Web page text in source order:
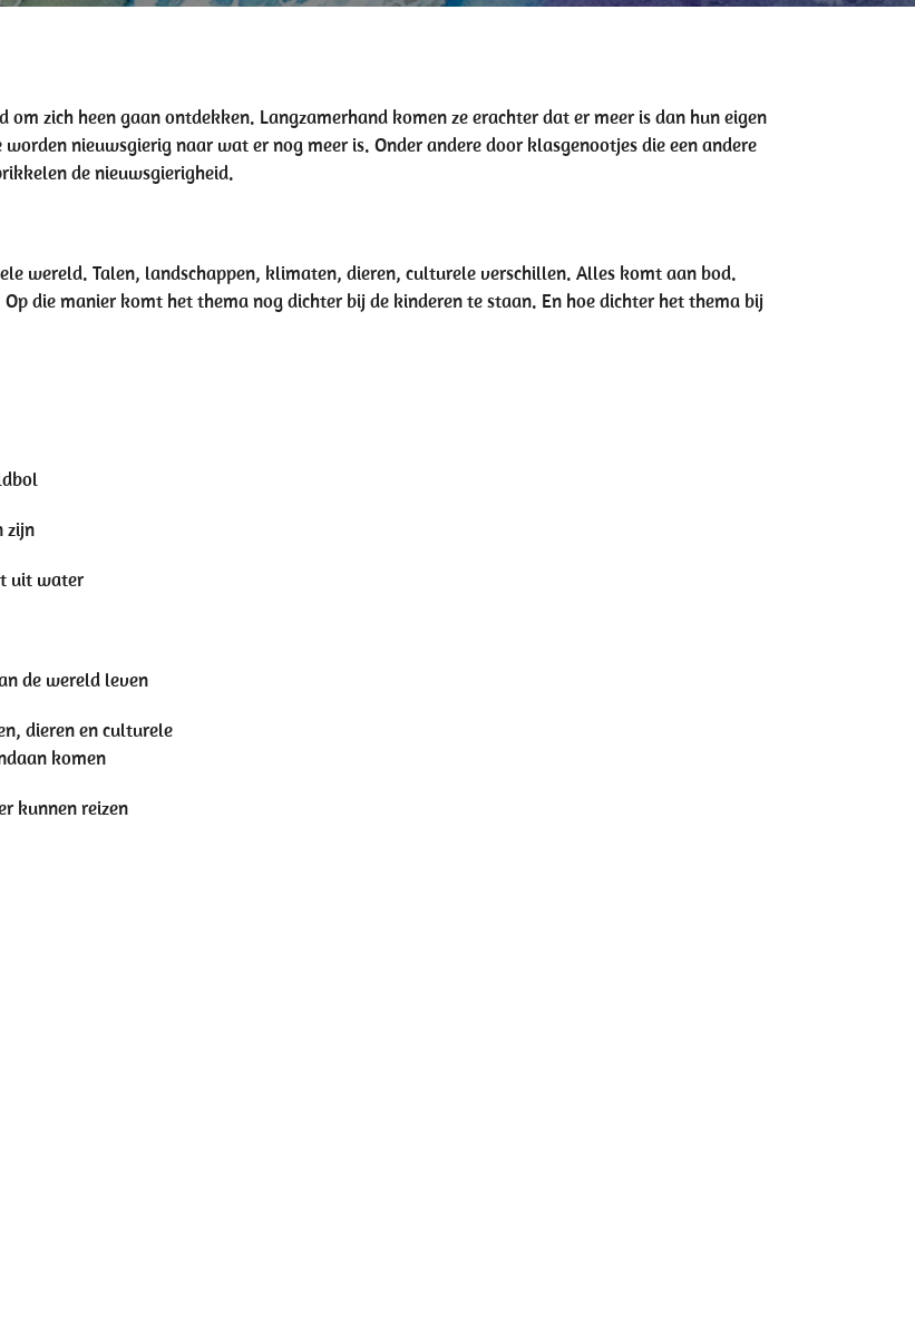
zich heen gaan ontdekken. Langzamerhand komen ze erachter dat er meer is dan hun eigen
nieuwsgierig naar wat er nog meer is. Onder andere door klasgenootjes die een andere
de nieuwsgierigheid.
wereld. Talen, landschappen, klimaten, dieren, culturele verschillen. Alles komt aan bod.
die manier komt het thema nog dichter bij de kinderen te staan. En hoe dichter het thema bij
zijn
uit water
de wereld leven
dieren en culturele
komen
kunnen reizen